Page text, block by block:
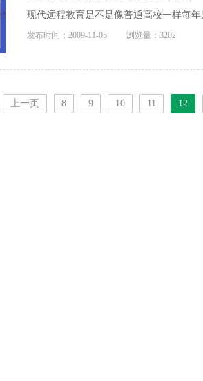
现代远程教育是不是像普通高校一样每
发布时间：2009-11-05 浏览量：3202
上一页 8 9 10 11 12